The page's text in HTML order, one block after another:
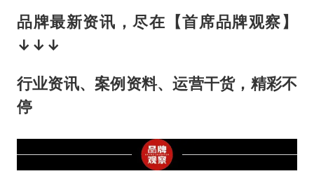
品牌最新资讯，尽在【首席品牌观察】
↓↓↓
行业资讯、案例资料、运营干货，精彩不
停